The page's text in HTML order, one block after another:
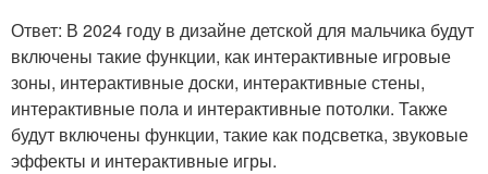
Ответ: В 2024 году в дизайне детской для мальчика будут
включены такие функции, как интерактивные игровые
зоны, интерактивные доски, интерактивные стены,
интерактивные пола и интерактивные потолки. Также
будут включены функции, такие как подсветка, звуковые
эффекты и интерактивные игры.